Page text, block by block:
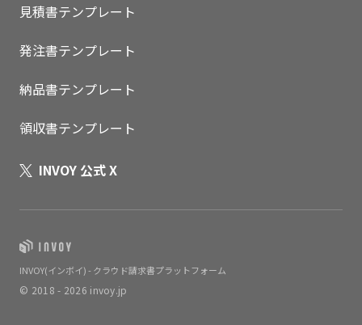
見積書テンプレート
発注書テンプレート
納品書テンプレート
領収書テンプレート
INVOY 公式 X
INVOY(インボイ) - クラウド請求書プラットフォーム
© 2018 - 2026 invoy.jp